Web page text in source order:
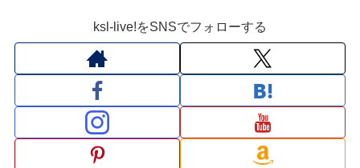
ksl-live!をSNSでフォローする